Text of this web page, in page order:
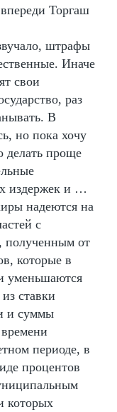
Торгаш
штрафы
Иначе
свои
раз
В
но пока хочу
делать проще
издержек и …
надеются на
с
полученным от
которые в
уменьшаются
ставки
и суммы
периоде, в
процентов
которых